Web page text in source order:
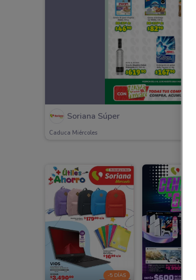
Soriana Súper
Caduca Miércoles
-5 DÍAS